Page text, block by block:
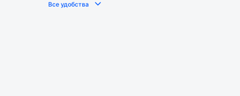
Все удобства